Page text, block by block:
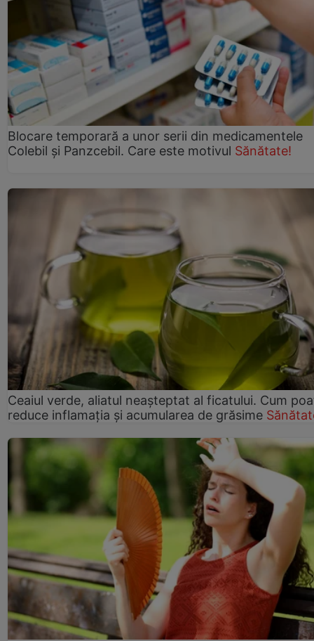
Blocare temporară a unor serii din medicamentele
Colebil și Panzcebil. Care este motivul Sănătate!
Ceaiul verde, aliatul neașteptat al ficatului. Cum
reduce inflamația și acumularea de grăsime